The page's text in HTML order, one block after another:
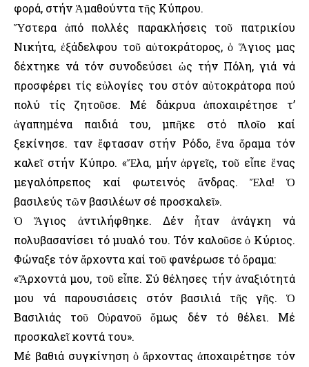
φορά, στήν Ἀμαθούντα τῆς Κύπρου.
Ὕστερα ἀπό πολλές παρακλήσεις τοῦ πατρικίου
Νικήτα, ἐξάδελφου τοῦ αὐτοκράτορος, ὁ Ἅγιος μας
δέχτηκε νά τόν συνοδεύσει ὡς τήν Πόλη, γιά νά
προσφέρει τίς εὐλογίες του στόν αὐτοκράτορα πού
πολύ τίς ζητοῦσε. Μέ δάκρυα ἀποχαιρέτησε τ’
ἀγαπημένα παιδιά του, μπῆκε στό πλοῖο καί
ξεκίνησε. Ὅταν ἔφτασαν στήν Ρόδο, ἕνα ὅραμα τόν
καλεῖ στήν Κύπρο. «Ἔλα, μήν ἀργεῖς, τοῦ εἶπε ἕνας
μεγαλόπρεπος καί φωτεινός ἄνδρας. Ἔλα! Ὁ
βασιλεύς τῶν βασιλέων σέ προσκαλεῖ».
Ὁ Ἅγιος ἀντιλήφθηκε. Δέν ἦταν ἀνάγκη νά
πολυβασανίσει τό μυαλό του. Τόν καλοῦσε ὁ Κύριος.
Φώναξε τόν ἄρχοντα καί τοῦ φανέρωσε τό ὅραμα:
«Ἄρχοντά μου, τοῦ εἶπε. Σύ θέλησες τήν ἀναξιότητά
μου νά παρουσιάσεις στόν βασιλιά τῆς γῆς. Ὁ
Βασιλιάς τοῦ Οὐρανοῦ ὅμως δέν τό θέλει. Μέ
προσκαλεῖ κοντά του».
Μέ βαθιά συγκίνηση ὁ ἄρχοντας ἀποχαιρέτησε τόν